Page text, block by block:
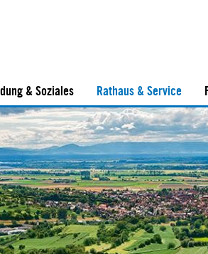
& Soziales Rathaus & Service